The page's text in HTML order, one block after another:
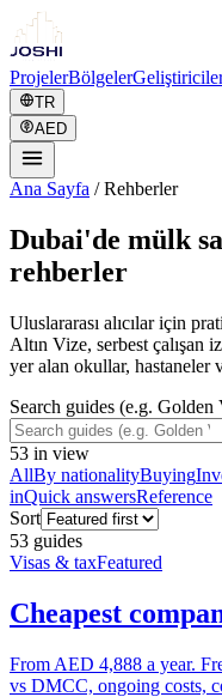
ProjelerBölgeler
TR
AED
Ana Sayfa /Rehberler
Dubai'de mülk
rehberler
Uluslararası alıcılar için
Altın Vize, serbest çalışan
yer alan okullar, hastaneler
Search guides (e.g.
53 in view
AllBy nationalityBuying
inQuick answersReference
Sort
53 guides
Visas & taxFeatured
Cheapest
From AED 4,888 a year.
vs DMCC, ongoing costs,